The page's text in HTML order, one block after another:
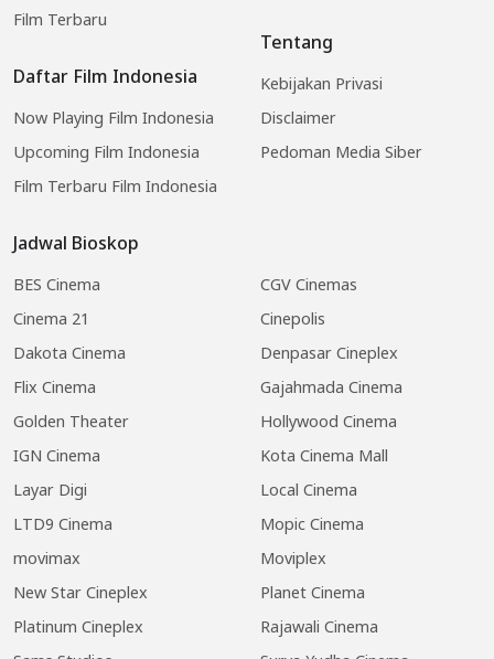
Film Terbaru
Daftar Film Indonesia
Now Playing Film Indonesia
Upcoming Film Indonesia
Film Terbaru Film Indonesia
Jadwal Bioskop
BES Cinema
CGV Cinemas
Cinema 21
Cinepolis
Dakota Cinema
Denpasar Cineplex
Flix Cinema
Gajahmada Cinema
Golden Theater
Hollywood Cinema
IGN Cinema
Kota Cinema Mall
Layar Digi
Local Cinema
LTD9 Cinema
Mopic Cinema
movimax
Moviplex
New Star Cineplex
Planet Cinema
Platinum Cineplex
Rajawali Cinema
Tentang
Kebijakan Privasi
Disclaimer
Pedoman Media Siber